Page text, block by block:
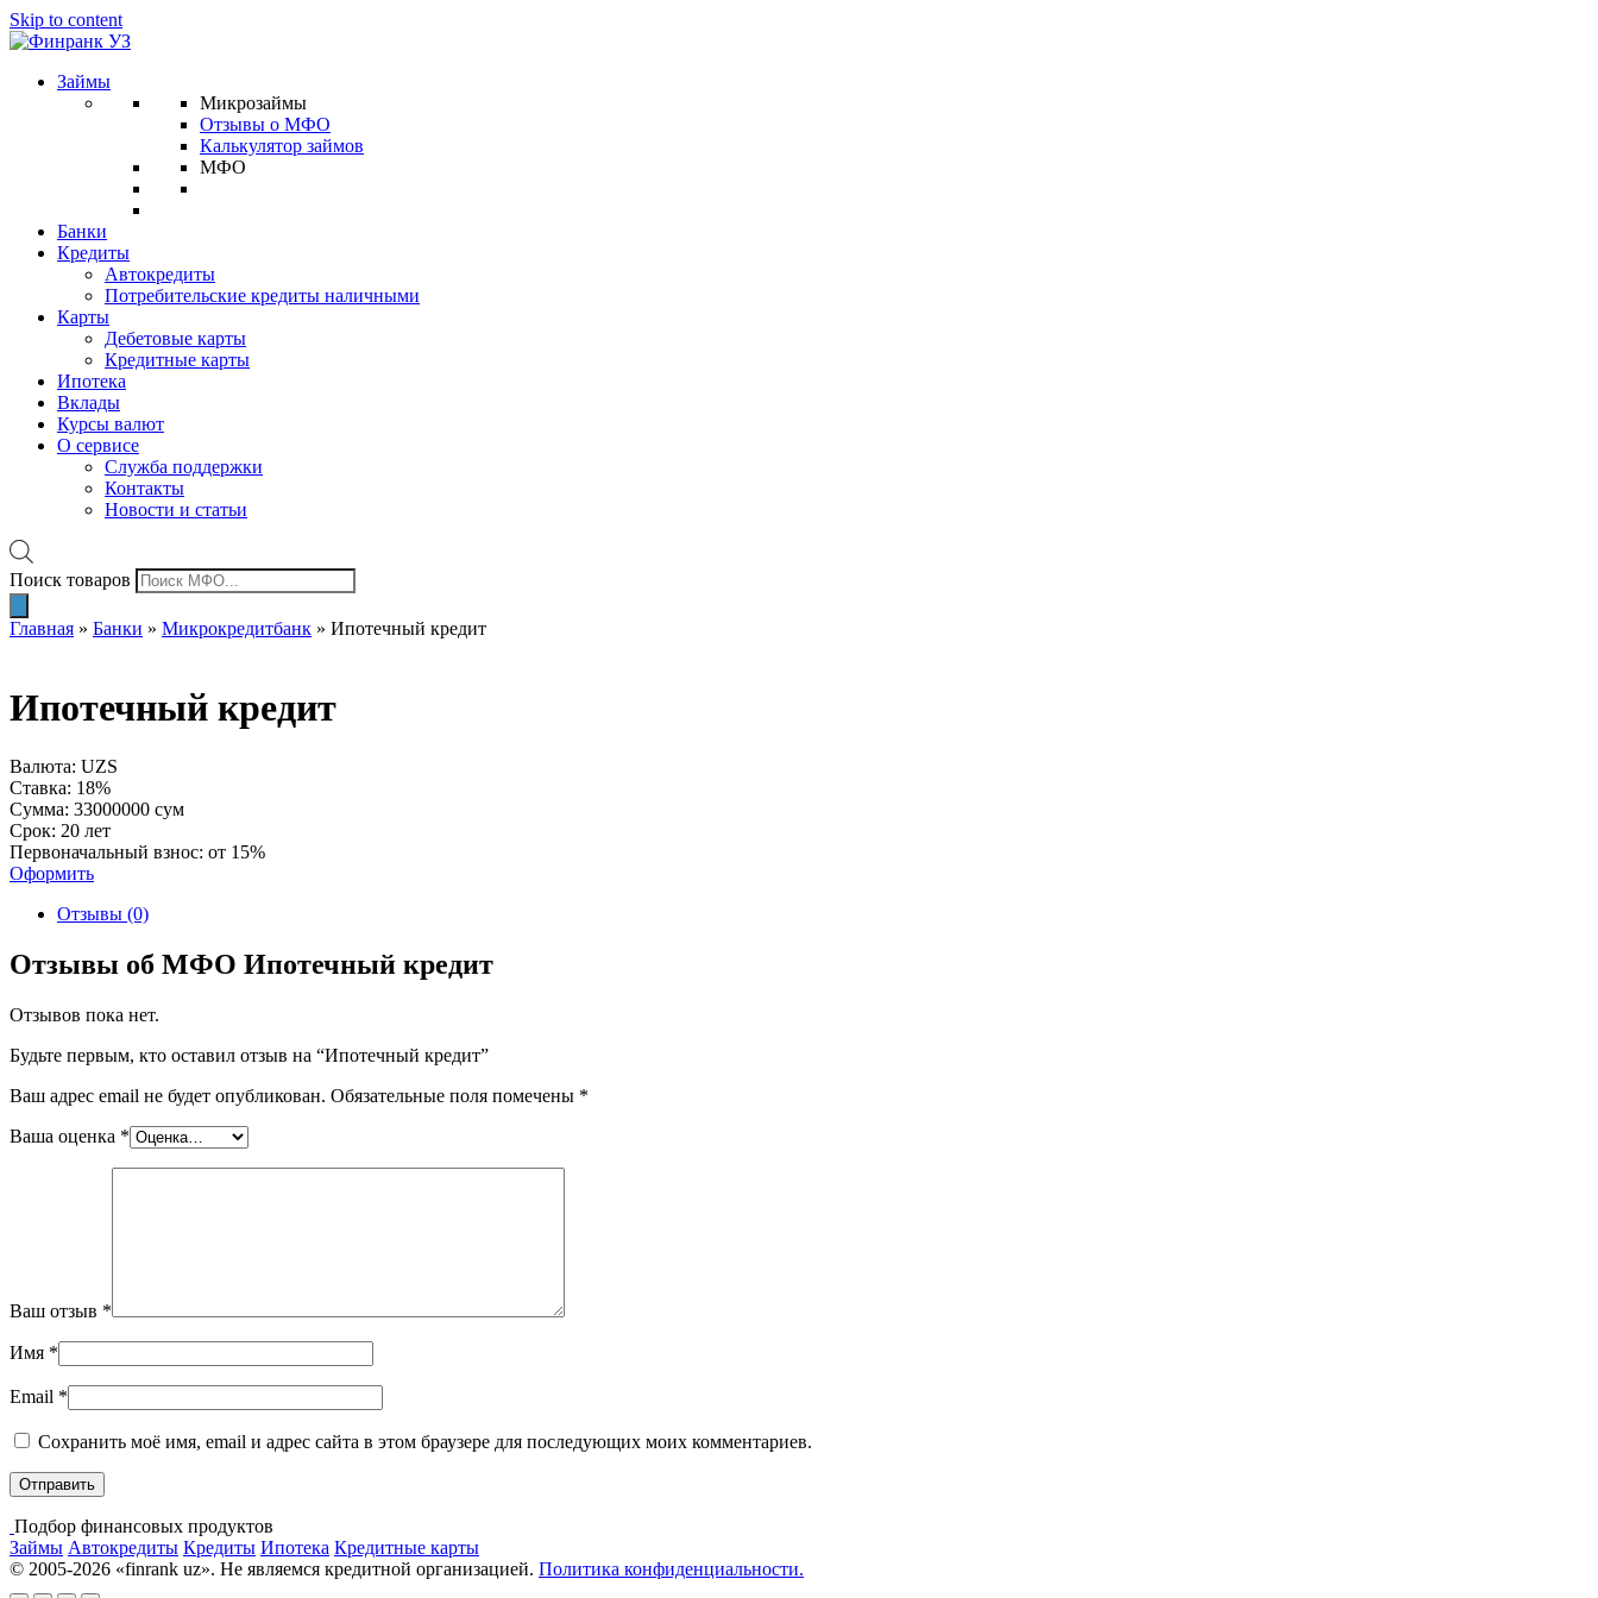
Skip to content
Займы
Микрозаймы
Отзывы о МФО
Калькулятор займов
МФО
Банки
Кредиты
Автокредиты
Потребительские кредиты наличными
Карты
Дебетовые карты
Кредитные карты
Ипотека
Вклады
Курсы валют
О сервисе
Служба поддержки
Контакты
Новости и статьи
Поиск товаров
Главная » Банки » Микрокредитбанк » Ипотечный кредит
Ипотечный кредит
Валюта: UZS
Ставка: 18%
Сумма: 33000000 сум
Срок: 20 лет
Первоначальный взнос: от 15%
Оформить
Отзывы (0)
Отзывы об МФО Ипотечный кредит
Отзывов пока нет.
Будьте первым, кто оставил отзыв на “Ипотечный кредит”
Ваш адрес email не будет опубликован. Обязательные поля помечены *
Ваша оценка *
Ваш отзыв *
Имя *
Email *
Сохранить моё имя, email и адрес сайта в этом браузере для последующих моих комментариев.
Подбор финансовых продуктов
Займы Автокредиты Кредиты Ипотека Кредитные карты
© 2005-2026 «finrank uz». Не являемся кредитной организацией. Политика конфиденциальности.